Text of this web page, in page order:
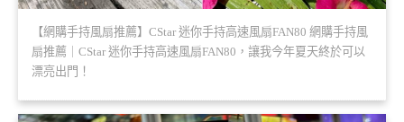
【網購手持風扇推薦】CStar 迷你手持高速風扇FAN80 網購手持風
扇推薦｜CStar 迷你手持高速風扇FAN80，讓我今年夏天終於可以
漂亮出門！